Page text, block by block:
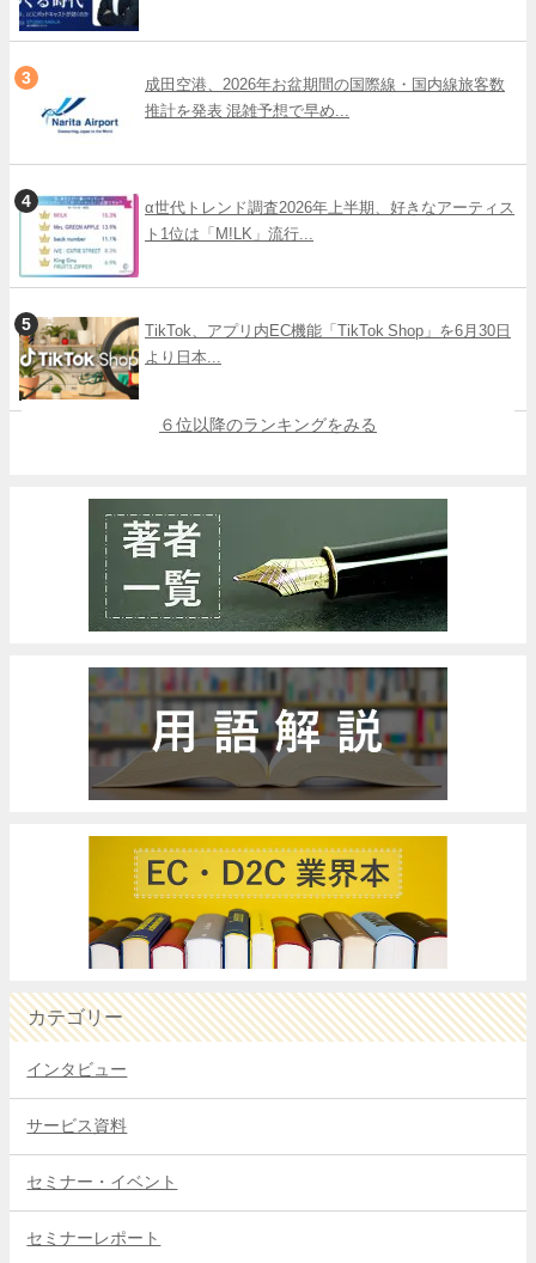
成田空港、2026年お盆期間の国際線・国内線旅客数
推計を発表 混雑予想で早め...
α世代トレンド調査2026年上半期、好きなアーティス
ト1位は「M!LK」流行...
TikTok、アプリ内EC機能「TikTok Shop」を6月30日
より日本...
６位以降のランキングをみる
カテゴリー
インタビュー
サービス資料
セミナー・イベント
セミナーレポート